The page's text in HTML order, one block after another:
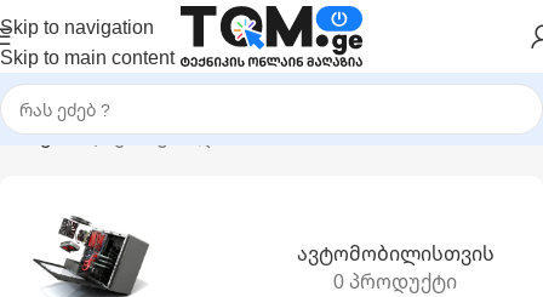
Skip to navigation
Skip to main content
მთავარი|აეროგრილი
Ავტომობილისთვის
0 პროდუქტი